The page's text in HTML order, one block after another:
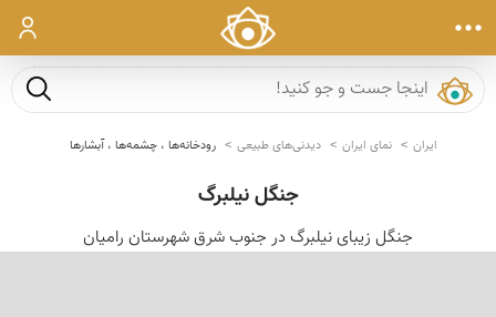
ورود
جست و
ایران نمای ایران دیدنی‌های طبیعی رودخانه‌ها ، چشمه‌ها ، آبشارها
جنگل نیلبرگ
جنگل زیبای نیلبرگ در جنوب شرق شهرستان رامیان